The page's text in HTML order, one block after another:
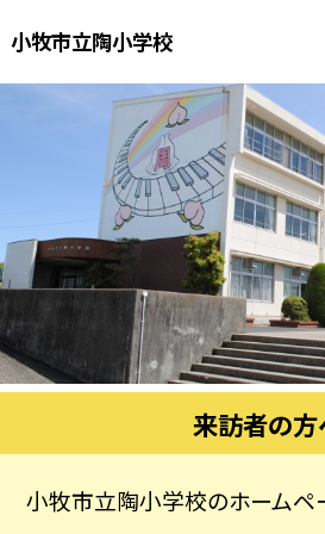
小牧市立陶小学校
来訪者の方
小牧市立陶小学校のホームペ